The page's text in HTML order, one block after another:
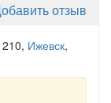
отзыв
, Ижевск,